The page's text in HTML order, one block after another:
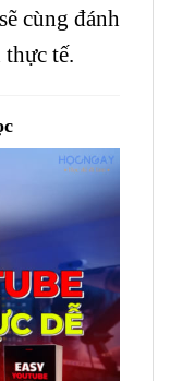
cùng đánh
tế.